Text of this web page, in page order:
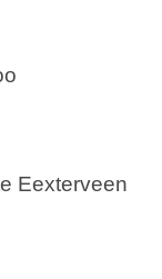
Eexterveen